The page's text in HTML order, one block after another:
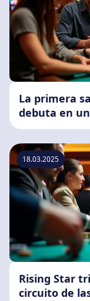
La primera
debuta en
18.03.2025
Rising Star
circuito de